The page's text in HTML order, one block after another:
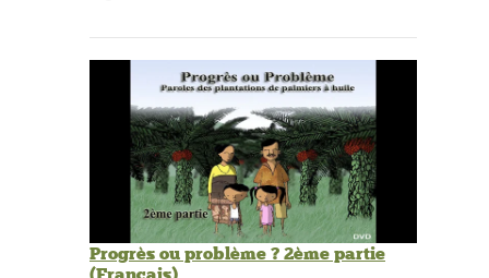
Progrès ou problème ? 2ème partie